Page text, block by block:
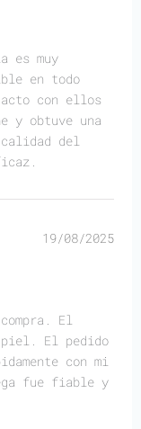
es muy
en todo
con ellos
y obtuve una
del
19/08/2025
El
El pedido
con mi
fue fiable y